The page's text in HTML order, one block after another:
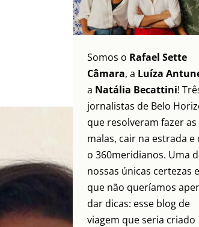
Somos o Rafael Sette
Câmara, a Luíza
a Natália Becattini!
jornalistas de Belo
que resolveram fazer as
malas, cair na estrada e
o 360meridianos. Uma
nossas únicas certezas
que não queríamos
dar dicas: esse blog de
viagem que seria criado